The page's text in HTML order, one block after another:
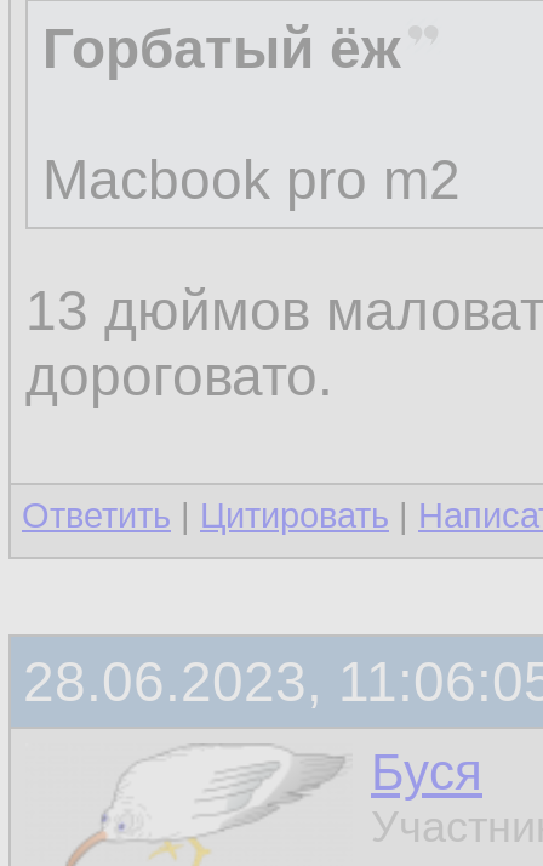
Горбатый ёж
Macbook pro m2
13 дюймов
дороговато.
Ответить | Цитировать |
28.06.2023,
Буся